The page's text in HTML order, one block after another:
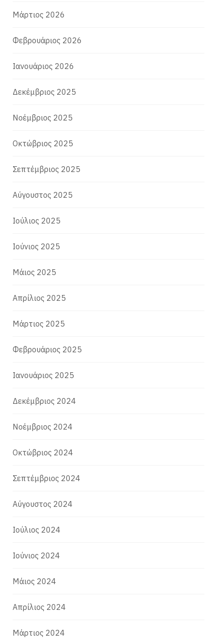
Μάρτιος 2026
Φεβρουάριος 2026
Ιανουάριος 2026
Δεκέμβριος 2025
Νοέμβριος 2025
Οκτώβριος 2025
Σεπτέμβριος 2025
Αύγουστος 2025
Ιούλιος 2025
Ιούνιος 2025
Μάιος 2025
Απρίλιος 2025
Μάρτιος 2025
Φεβρουάριος 2025
Ιανουάριος 2025
Δεκέμβριος 2024
Νοέμβριος 2024
Οκτώβριος 2024
Σεπτέμβριος 2024
Αύγουστος 2024
Ιούλιος 2024
Ιούνιος 2024
Μάιος 2024
Απρίλιος 2024
Μάρτιος 2024